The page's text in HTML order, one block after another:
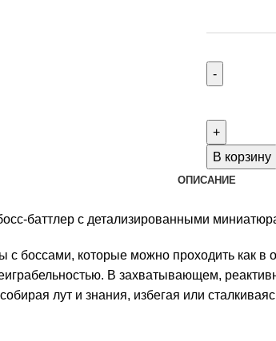
Enormity
рассрочка
4-
часть
4
частей
(оплатить
В корзину
ОПИСАНИЕ
баттлер с детализированными
боссами, которые можно проходить как в
В захватывающем,
лут и знания, избегая или